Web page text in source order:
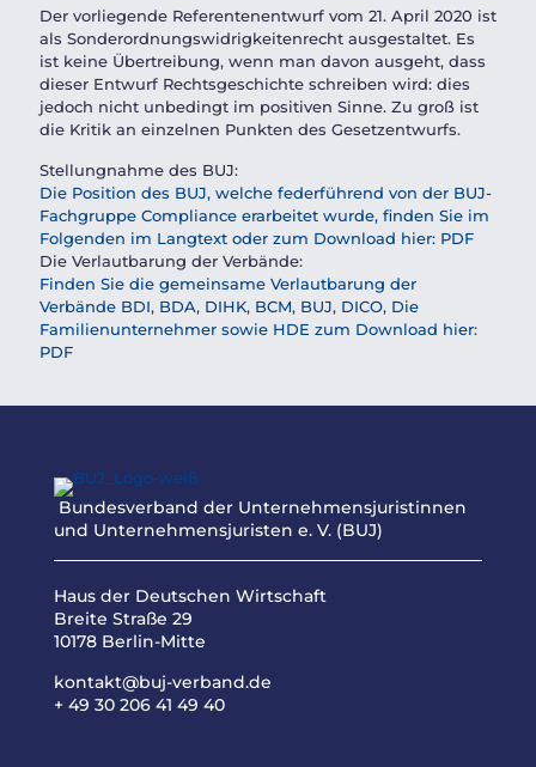
Der vorliegende Referentenentwurf vom 21. April 2020 ist
als Sonderordnungswidrigkeitenrecht ausgestaltet. Es
ist keine Übertreibung, wenn man davon ausgeht, dass
dieser Entwurf Rechtsgeschichte schreiben wird: dies
jedoch nicht unbedingt im positiven Sinne. Zu groß ist
die Kritik an einzelnen Punkten des Gesetzentwurfs.
Stellungnahme des BUJ:
Die Position des BUJ, welche federführend von der BUJ-
Fachgruppe Compliance erarbeitet wurde, finden Sie im
Folgenden im Langtext oder zum Download hier: PDF
Die Verlautbarung der Verbände:
Finden Sie die gemeinsame Verlautbarung der
Verbände BDI, BDA, DIHK, BCM, BUJ, DICO, Die
Familienunternehmer sowie HDE zum Download hier:
PDF
Bundesverband der Unternehmensjuristinnen
und Unternehmensjuristen e. V. (BUJ)
Haus der Deutschen Wirtschaft
Breite Straße 29
10178 Berlin-Mitte
kontakt@buj-verband.de
+ 49 30 206 41 49 40